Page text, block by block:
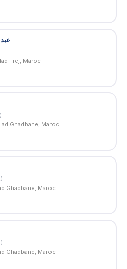
Frej, Maroc
Ghadbane, Maroc
Ghadbane, Maroc
Ghadbane, Maroc